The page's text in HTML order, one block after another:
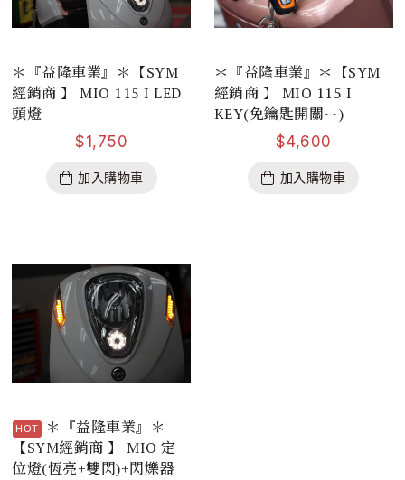
＊『益隆車業』＊【SYM
經銷商 】 MIO 115 I LED
頭燈
$1,750
加入購物車
＊『益隆車業』＊【SYM
經銷商 】 MIO 115 I
KEY(免鑰匙開關~~)
$4,600
加入購物車
＊『益隆車業』＊
【SYM經銷商 】 MIO 定
位燈(恆亮+雙閃)+閃爍器